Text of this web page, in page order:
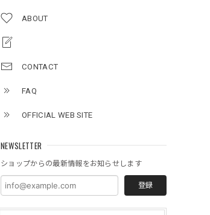
ABOUT
CONTACT
FAQ
OFFICIAL WEB SITE
NEWSLETTER
ショップからの最新情報をお知らせします
登録